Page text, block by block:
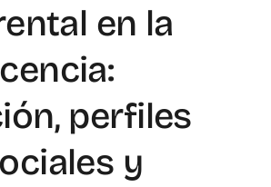
en la
perfiles
y